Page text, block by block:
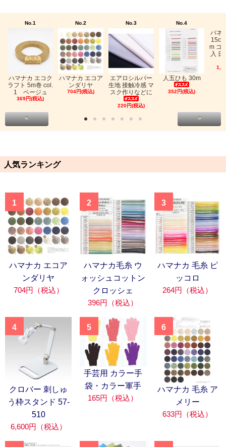
No.1
ハマナカ エコク
ラフト 5m巻 col.
1 ベージュ
369円(税込)
No.2
ハマナカ エコア
ンダリヤ
704円(税込)
No.3
エアロシルバー
生地 接触冷感 マ
スク作りなどに
220円(税込)
No.4
人五ひも 30m
352円(税込)
バネ
m ゴ
入
< >
人気ランキング
1
ハマナカ エコア
ンダリヤ
704円（税込）
2
ハマナカ毛糸 ウ
ォッシュコットン
クロッシェ
396円（税込）
3
ハマナカ 毛糸 ピ
ッコロ
264円（税込）
4
クロバー 刺しゅ
う枠スタンド 57-
510
6,600円（税込）
5
手芸用 カラー手
袋・カラー軍手
165円（税込）
6
ハマナカ 毛糸 ア
メリー
633円（税込）